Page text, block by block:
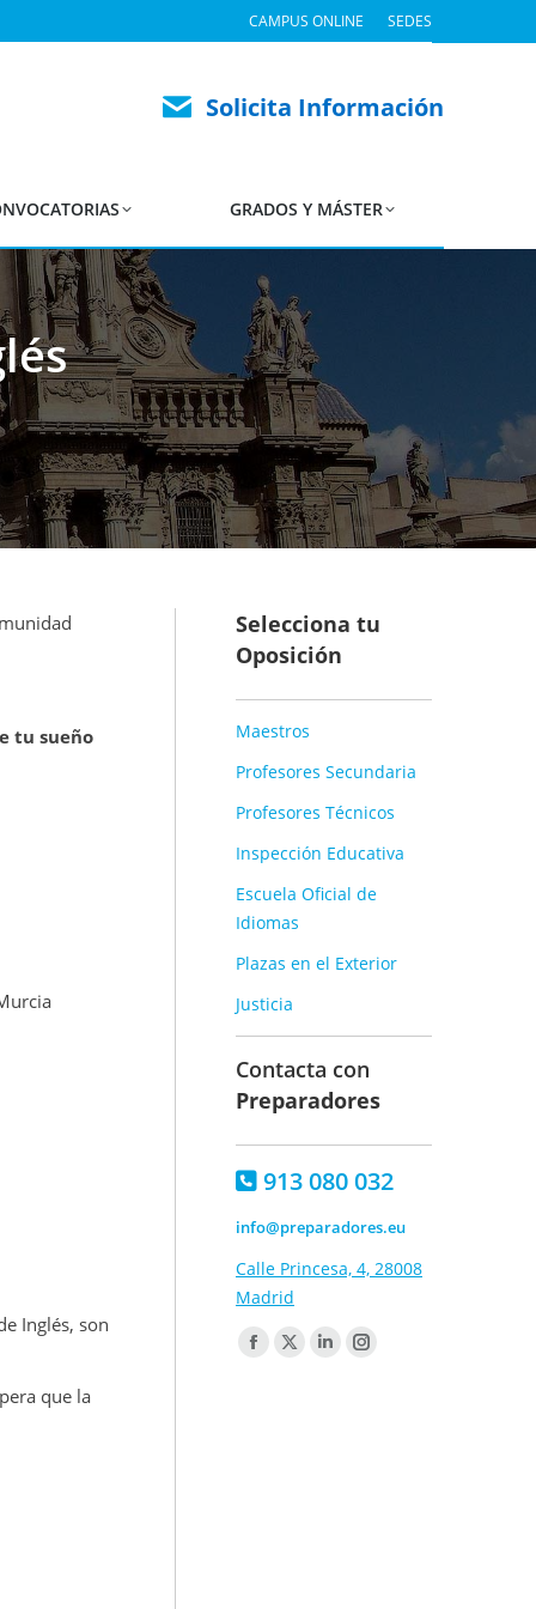
CAMPUS ONLINE SEDES
Solicita Información
GRADOS Y MÁSTER
tu sueño
Inglés, son
que la
Selecciona tu
Oposición
Maestros
Profesores Secundaria
Profesores Técnicos
Inspección Educativa
Escuela Oficial de
Idiomas
Plazas en el Exterior
Justicia
Contacta con
Preparadores
913 080 032
info@preparadores.eu
Calle Princesa, 4, 28008
Madrid
Encuéntranos en:
Facebook
X
LinkedinInstagram